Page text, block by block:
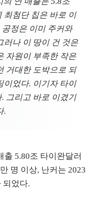
최첨단 칩은 바로 이
정은 이미 주커와
러나 이 땅이 건 것은
자원이 부족한 작은
거대한 도박으로 되
이었다. 이기자 타이
그리고 바로 이겼기
.
출 5.80조 타이완달러
명 이상, 난커는 2023
되었다.